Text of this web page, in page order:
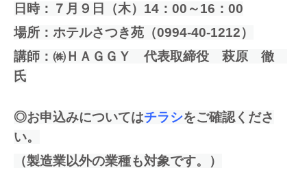
日時：７月９日（木）14：00～16：00
場所：ホテルさつき苑（0994-40-1212）
講師：㈱ＨＡＧＧＹ 代表取締役 萩原 徹
氏
◎お申込みについてはチラシをご確認くださ
い。
（製造業以外の業種も対象です。）